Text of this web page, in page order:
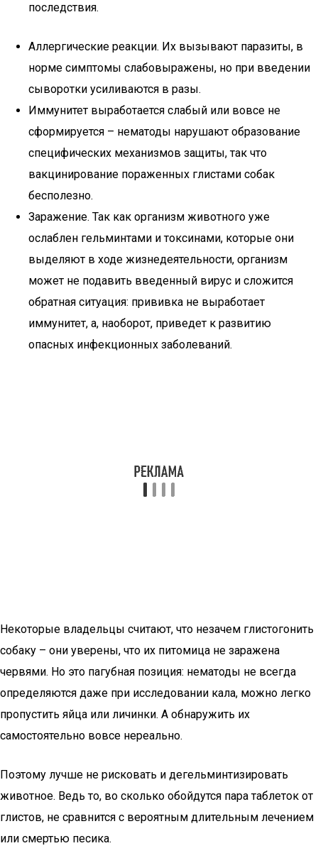
последствия.
Аллергические реакции. Их вызывают паразиты, в
норме симптомы слабовыражены, но при введении
сыворотки усиливаются в разы.
Иммунитет выработается слабый или вовсе не
сформируется – нематоды нарушают образование
специфических механизмов защиты, так что
вакцинирование пораженных глистами собак
бесполезно.
Заражение. Так как организм животного уже
ослаблен гельминтами и токсинами, которые они
выделяют в ходе жизнедеятельности, организм
может не подавить введенный вирус и сложится
обратная ситуация: прививка не выработает
иммунитет, а, наоборот, приведет к развитию
опасных инфекционных заболеваний.
Некоторые владельцы считают, что незачем глистогонить
собаку – они уверены, что их питомица не заражена
червями. Но это пагубная позиция: нематоды не всегда
определяются даже при исследовании кала, можно легко
пропустить яйца или личинки. А обнаружить их
самостоятельно вовсе нереально.
Поэтому лучше не рисковать и дегельминтизировать
животное. Ведь то, во сколько обойдутся пара таблеток от
глистов, не сравнится с вероятным длительным лечением
или смертью песика.